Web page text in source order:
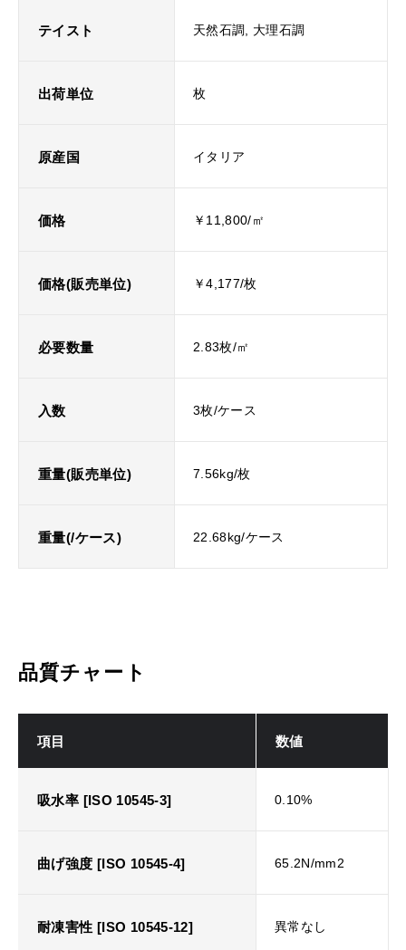
テイスト 天然石調, 大理石調
出荷単位 枚
原産国 イタリア
価格 ￥11,800/㎡
価格(販売単位) ￥4,177/枚
必要数量 2.83枚/㎡
入数 3枚/ケース
重量(販売単位) 7.56kg/枚
重量(/ケース) 22.68kg/ケース
品質チャート
項目 数値
吸水率 [ISO 10545-3] 0.10%
曲げ強度 [ISO 10545-4] 65.2N/mm2
耐凍害性 [ISO 10545-12] 異常なし